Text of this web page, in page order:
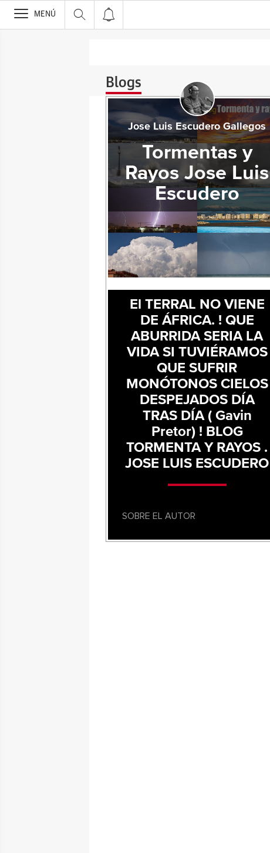
>
MENÚ
Blogs
Jose Luis Escudero Gallegos
Tormentas y
Rayos Jose Luis
Escudero
El TERRAL NO VIENE
DE ÁFRICA. ! QUE
ABURRIDA SERIA LA
VIDA SI TUVIÉRAMOS
QUE SUFRIR
MONÓTONOS CIELOS
DESPEJADOS DÍA
TRAS DÍA ( Gavin
Pretor) ! BLOG
TORMENTA Y RAYOS .
JOSE LUIS ESCUDERO
SOBRE EL AUTOR